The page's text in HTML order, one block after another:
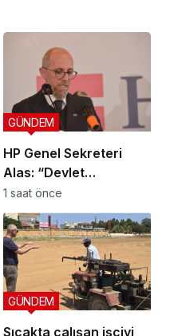
HP Genel Sekreteri
Alas: “Devlet
yönetiminde köklü bir
zihniyet değişimine
ihtiyaç var”
GÜNDEM
1 saat önce
Sıcakta çalışan işçiyi
GÜNDEM